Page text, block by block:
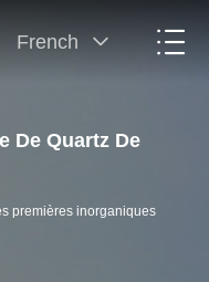
French
De Quartz De
premières inorganiques